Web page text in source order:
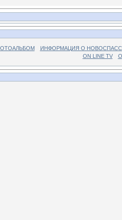
ИНФОРМАЦИЯ О
ON LINE TV